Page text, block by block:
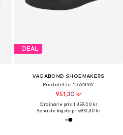
DEAL
VAGABOND SHOEMAKERS
Pantolette 'DANYA'
951,30 kr
Ordinarie pris: 1 359,00 kr
Senaste lägsta pris:951,30 kr